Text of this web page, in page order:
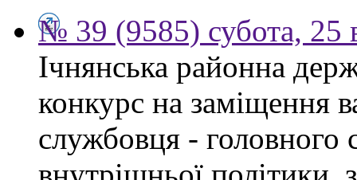
№ 39 (9585) субота, 25
Ічнянська районна
конкурс на заміщення
службовця - головного